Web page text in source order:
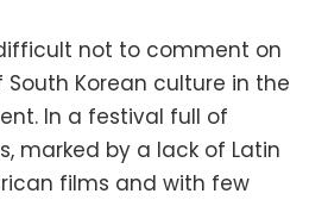
not to comment on
Korean culture in the
In a festival full of
marked by a lack of Latin
films and with few